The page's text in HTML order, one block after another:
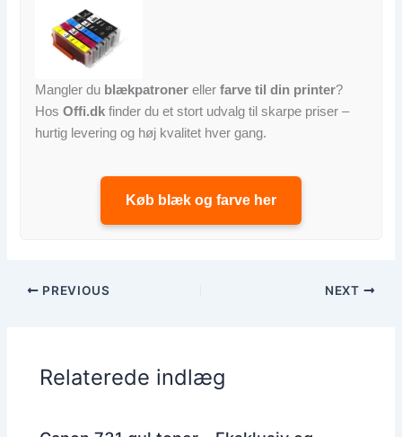
Mangler du blækpatroner ellerfarve til din printer?
HosOffi.dk finder du et stort udvalg til skarpe priser –
hurtig levering og høj kvalitet hver gang.
Køb blæk og farve her
PREVIOUS NEXT
Relaterede indlæg